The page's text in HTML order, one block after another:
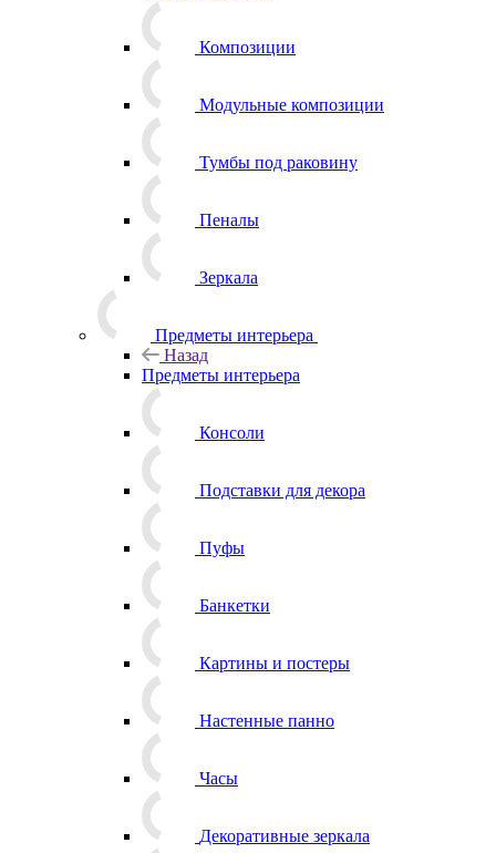
Композиции
Модульные композиции
Тумбы под раковину
Пеналы
Зеркала
Предметы интерьера
Назад
Предметы интерьера
Консоли
Подставки для декора
Пуфы
Банкетки
Картины и постеры
Настенные панно
Часы
Декоративные зеркала